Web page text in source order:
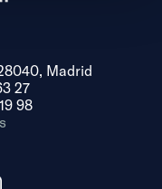
Madrid
27
98